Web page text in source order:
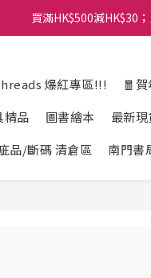
買滿HK$500減HK$30
爆紅專區!!! 🧧
精品 圖書繪本 最新現
品/斷碼 清倉區 南門書